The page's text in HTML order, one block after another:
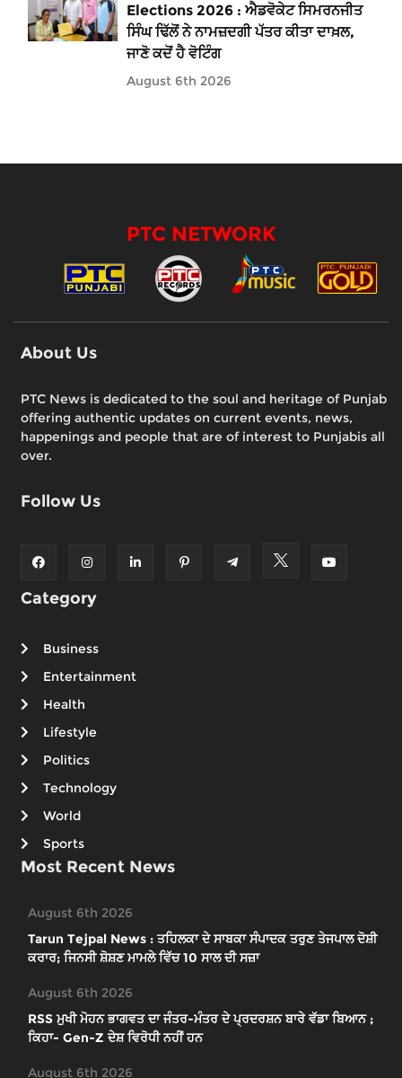
Elections 2026 : ਐਡਵੋਕੇਟ ਸਿਮਰਨਜੀਤ
ਸਿੰਘ ਢਿੱਲੋਂ ਨੇ ਨਾਮਜ਼ਦਗੀ ਪੱਤਰ ਕੀਤਾ ਦਾਖ਼ਲ,
ਜਾਣੋ ਕਦੋਂ ਹੈ ਵੋਟਿੰਗ
August 6th 2026
PTC NETWORK
About Us
PTC News is dedicated to the soul and heritage of Punjab
offering authentic updates on current events, news,
happenings and people that are of interest to Punjabis all
over.
Follow Us
Category
Business
Entertainment
Health
Lifestyle
Politics
Technology
World
Sports
Most Recent News
August 6th 2026
Tarun Tejpal News : ਤਹਿਲਕਾ ਦੇ ਸਾਬਕਾ ਸੰਪਾਦਕ ਤਰੁਣ ਤੇਜਪਾਲ ਦੋਸ਼ੀ
ਕਰਾਰ; ਜਿਨਸੀ ਸ਼ੋਸ਼ਣ ਮਾਮਲੇ ਵਿੱਚ 10 ਸਾਲ ਦੀ ਸਜ਼ਾ
August 6th 2026
RSS ਮੁਖੀ ਮੋਹਨ ਭਾਗਵਤ ਦਾ ਜੰਤਰ-ਮੰਤਰ ਦੇ ਪ੍ਰਦਰਸ਼ਨ ਬਾਰੇ ਵੱਡਾ ਬਿਆਨ ;
ਕਿਹਾ- Gen-Z ਦੇਸ਼ ਵਿਰੋਧੀ ਨਹੀਂ ਹਨ
August 6th 2026